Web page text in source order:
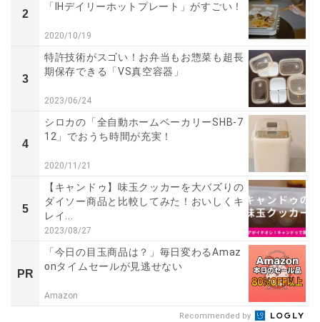
2
「IHデイリーホットプレート」がすごい！
2020/10/19
3
特許技術がスゴい！お弁当もお惣菜も超長
期保存できる「VS真空容器」
2023/06/24
4
シロカの「全自動ホームベーカリーSHB-7
12」でおうち時間が充実！
2020/11/21
5
【キャンドゥ】味玉クッカーを大バズりの
ダイソー商品と比較してみた！おいしくキ
レイ...
2023/08/27
PR
「今日の目玉商品は？」毎日変わるAmaz
onタイムセールが見逃せない
Amazon
Recommended by